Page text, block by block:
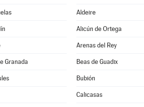
Aldeire
Alicún de Ortega
Arenas del Rey
Granada Beas de Guadix
Bubión
Calicasas